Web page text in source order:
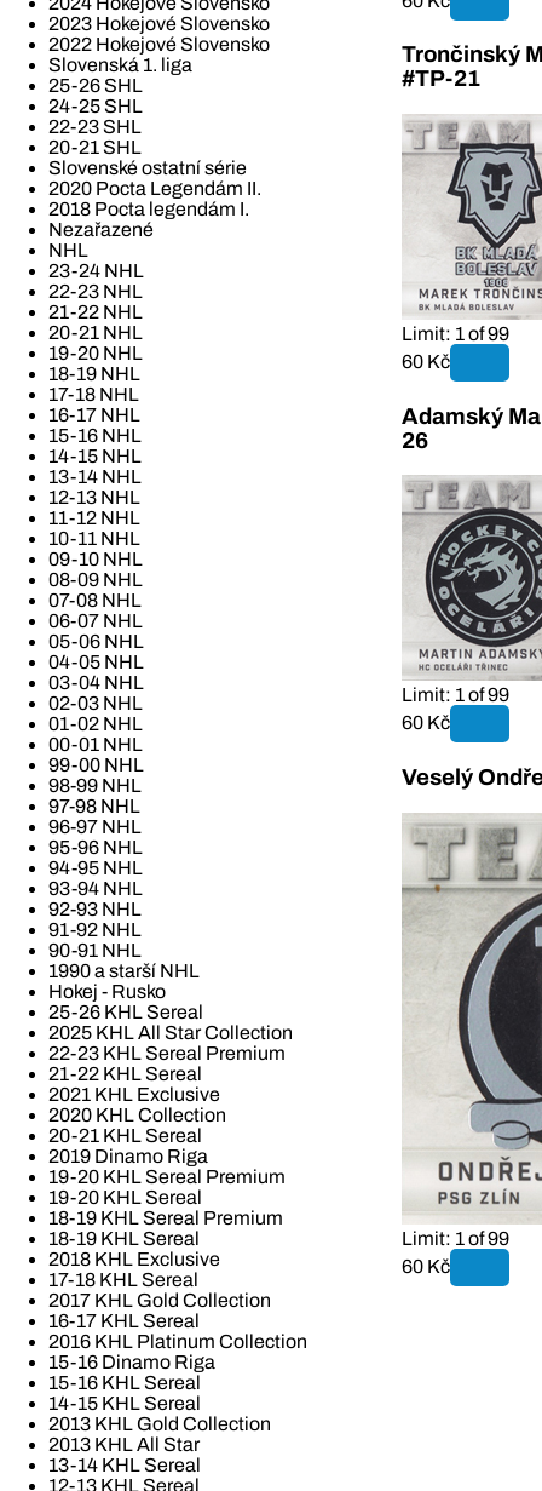
2023 Hokejové Slovensko
2022 Hokejové Slovensko
Slovenská 1. liga
25-26 SHL
24-25 SHL
22-23 SHL
20-21 SHL
Slovenské ostatní série
2020 Pocta Legendám II.
2018 Pocta legendám I.
Nezařazené
NHL
23-24 NHL
22-23 NHL
21-22 NHL
20-21 NHL
19-20 NHL
18-19 NHL
17-18 NHL
16-17 NHL
15-16 NHL
14-15 NHL
13-14 NHL
12-13 NHL
11-12 NHL
10-11 NHL
09-10 NHL
08-09 NHL
07-08 NHL
06-07 NHL
05-06 NHL
04-05 NHL
03-04 NHL
02-03 NHL
01-02 NHL
00-01 NHL
99-00 NHL
98-99 NHL
97-98 NHL
96-97 NHL
95-96 NHL
94-95 NHL
93-94 NHL
92-93 NHL
91-92 NHL
90-91 NHL
1990 a starší NHL
Hokej - Rusko
25-26 KHL Sereal
2025 KHL All Star Collection
22-23 KHL Sereal Premium
21-22 KHL Sereal
2021 KHL Exclusive
2020 KHL Collection
20-21 KHL Sereal
2019 Dinamo Riga
19-20 KHL Sereal Premium
19-20 KHL Sereal
18-19 KHL Sereal Premium
18-19 KHL Sereal
2018 KHL Exclusive
17-18 KHL Sereal
2017 KHL Gold Collection
16-17 KHL Sereal
2016 KHL Platinum Collection
15-16 Dinamo Riga
15-16 KHL Sereal
14-15 KHL Sereal
2013 KHL Gold Collection
2013 KHL All Star
13-14 KHL Sereal
12-13 KHL Sereal
Trončinský
#TP-21
Limit: 1 of 99
60 Kč
Adamský
26
Limit: 1 of 99
60 Kč
Veselý
Limit: 1 of 99
60 Kč